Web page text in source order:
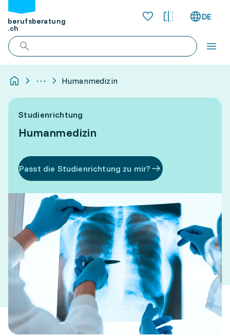
berufsberatung
.ch
DE
Humanmedizin
Studienrichtung
Humanmedizin
Passt die Studienrichtung zu mir?